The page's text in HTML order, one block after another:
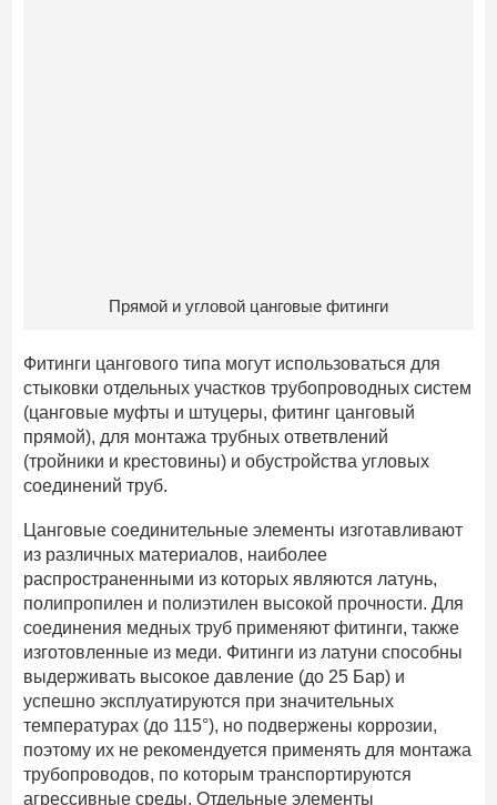
Прямой и угловой цанговые фитинги
Фитинги цангового типа могут использоваться для
стыковки отдельных участков трубопроводных систем
(цанговые муфты и штуцеры, фитинг цанговый
прямой), для монтажа трубных ответвлений
(тройники и крестовины) и обустройства угловых
соединений труб.
Цанговые соединительные элементы изготавливают
из различных материалов, наиболее
распространенными из которых являются латунь,
полипропилен и полиэтилен высокой прочности. Для
соединения медных труб применяют фитинги, также
изготовленные из меди. Фитинги из латуни способны
выдерживать высокое давление (до 25 Бар) и
успешно эксплуатируются при значительных
температурах (до 115°), но подвержены коррозии,
поэтому их не рекомендуется применять для монтажа
трубопроводов, по которым транспортируются
агрессивные среды. Отдельные элементы